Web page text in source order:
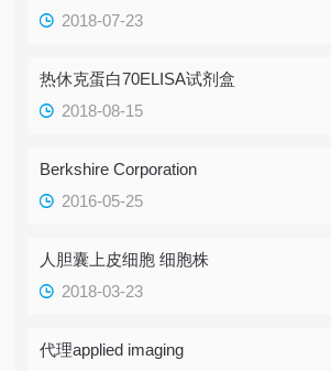
2018-07-23
热休克蛋白70ELISA试剂盒
2018-08-15
Berkshire Corporation
2016-05-25
人胆囊上皮细胞 细胞株
2018-03-23
代理applied imaging